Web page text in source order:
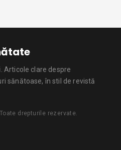
Articole clare despre
sănătoase, în stil de revistă
drepturile rezervate.